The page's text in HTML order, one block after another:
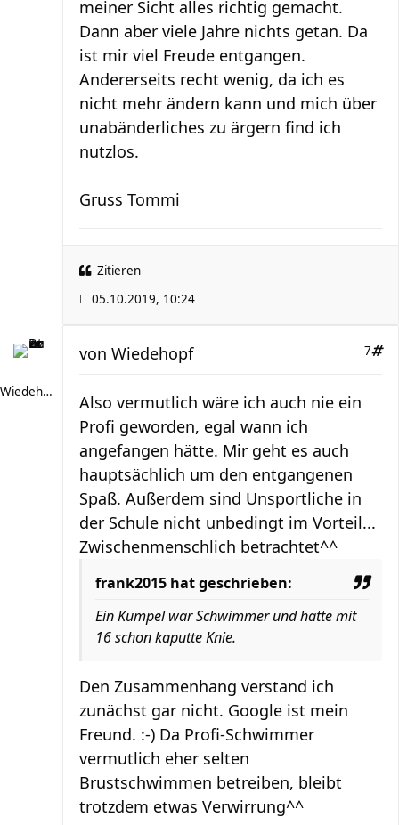
meiner Sicht alles richtig gemacht.
Dann aber viele Jahre nichts getan. Da
ist mir viel Freude entgangen.
Andererseits recht wenig, da ich es
nicht mehr ändern kann und mich über
unabänderliches zu ärgern find ich
nutzlos.
Gruss Tommi
Zitieren
05.10.2019, 10:24
Wiedehopf
7
von Wiedehopf
Also vermutlich wäre ich auch nie ein
Profi geworden, egal wann ich
angefangen hätte. Mir geht es auch
hauptsächlich um den entgangenen
Spaß. Außerdem sind Unsportliche in
der Schule nicht unbedingt im Vorteil...
Zwischenmenschlich betrachtet^^
frank2015 hat geschrieben:
Ein Kumpel war Schwimmer und hatte mit
16 schon kaputte Knie.
Den Zusammenhang verstand ich
zunächst gar nicht. Google ist mein
Freund. :-) Da Profi-Schwimmer
vermutlich eher selten
Brustschwimmen betreiben, bleibt
trotzdem etwas Verwirrung^^